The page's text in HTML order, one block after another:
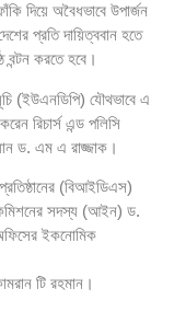
দিয়ে অবৈধভাবে উপার্জন
প্রতি দায়িত্ববান হতে
বন্টন করতে হবে।
(ইউএনডিপি) যৌথভাবে এ
রিচার্স এন্ড পলিসি
ড. এম এ রাজ্জাক।
(বিআইডিএস)
সদস্য (আইন) ড.
ইকনোমিক
টি রহমান।